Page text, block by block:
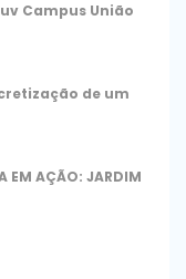
Campus União
de um
EM AÇÃO: JARDIM